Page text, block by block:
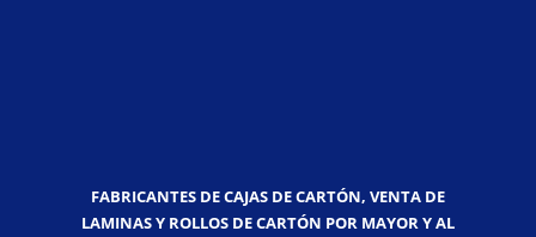
FABRICANTES DE CAJAS DE CARTÓN, VENTA DE
LAMINAS Y ROLLOS DE CARTÓN POR MAYOR Y AL